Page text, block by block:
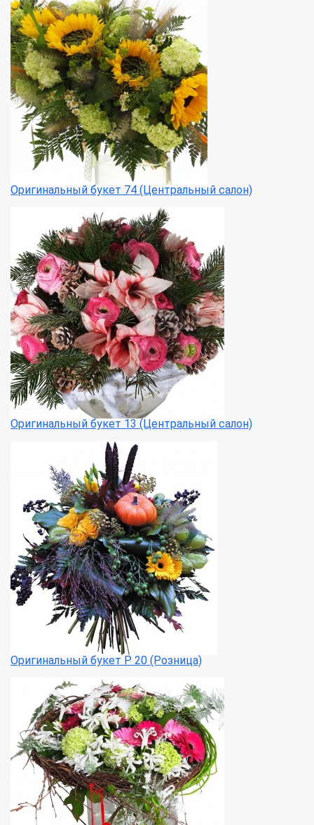
Оригинальный букет 74 (Центральный салон)
Оригинальный букет 13 (Центральный салон)
Оригинальный букет Р 20 (Розница)